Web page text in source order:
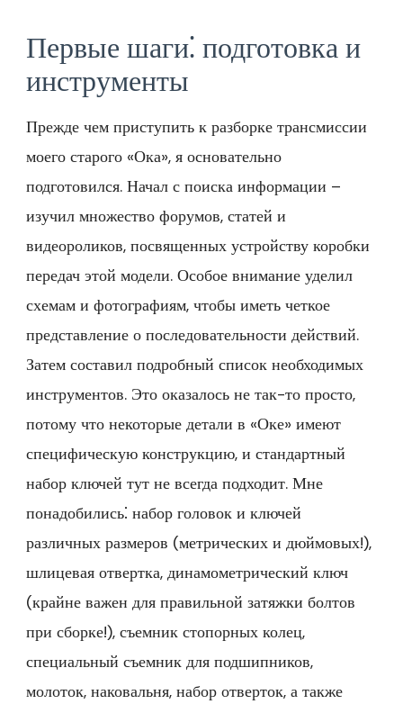
Первые шаги⁚ подготовка и
инструменты
Прежде чем приступить к разборке трансмиссии
моего старого «Ока», я основательно
подготовился. Начал с поиска информации –
изучил множество форумов, статей и
видеороликов, посвященных устройству коробки
передач этой модели. Особое внимание уделил
схемам и фотографиям, чтобы иметь четкое
представление о последовательности действий.
Затем составил подробный список необходимых
инструментов. Это оказалось не так-то просто,
потому что некоторые детали в «Оке» имеют
специфическую конструкцию, и стандартный
набор ключей тут не всегда подходит. Мне
понадобились⁚ набор головок и ключей
различных размеров (метрических и дюймовых!),
шлицевая отвертка, динамометрический ключ
(крайне важен для правильной затяжки болтов
при сборке!), съемник стопорных колец,
специальный съемник для подшипников,
молоток, наковальня, набор отверток, а также